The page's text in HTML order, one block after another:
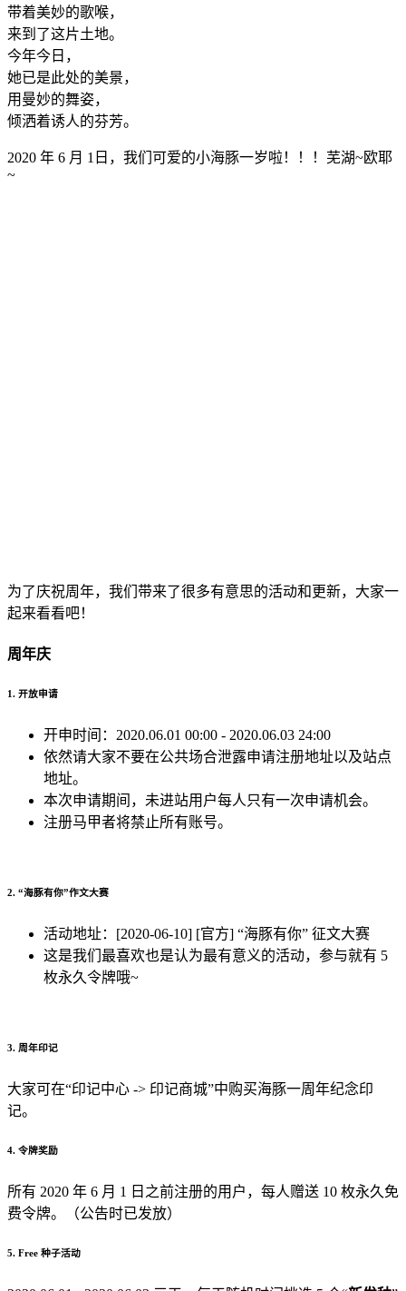
带着美妙的歌喉，
来到了这片土地。
今年今日，
她已是此处的美景，
用曼妙的舞姿，
倾洒着诱人的芬芳。
2020 年 6 月 1日，我们可爱的小海豚一岁啦！！！芜湖~欧耶
~
为了庆祝周年，我们带来了很多有意思的活动和更新，大家一
起来看看吧！
周年庆
1. 开放申请
开申时间：2020.06.01 00:00 - 2020.06.03 24:00
依然请大家不要在公共场合泄露申请注册地址以及站点
地址。
本次申请期间，未进站用户每人只有一次申请机会。
注册马甲者将禁止所有账号。
2. “海豚有你”作文大赛
活动地址：[2020-06-10] [官方] “海豚有你” 征文大赛
这是我们最喜欢也是认为最有意义的活动，参与就有 5
枚永久令牌哦~
3. 周年印记
大家可在“印记中心 -> 印记商城”中购买海豚一周年纪念印
记。
4. 令牌奖励
所有 2020 年 6 月 1 日之前注册的用户，每人赠送 10 枚永久免
费令牌。（公告时已发放）
5. Free 种子活动